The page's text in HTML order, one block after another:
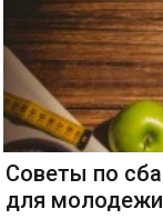
Советы по
для молодежи